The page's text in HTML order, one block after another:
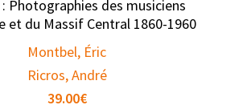
Photographies des musiciens
et du Massif Central 1860-1960
Montbel, Éric
Ricros, André
39.00€